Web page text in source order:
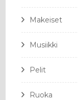
Makeiset
Musiikki
Pelit
Ruoka